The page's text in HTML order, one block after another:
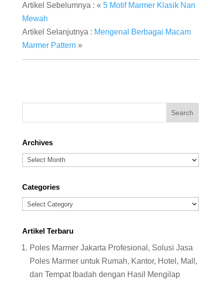
Artikel Sebelumnya : « 5 Motif Marmer Klasik Nan
Mewah
Artikel Selanjutnya : Mengenal Berbagai Macam
Marmer Pattern »
Archives
Archives
Categories
Categories
Artikel Terbaru
Poles Marmer Jakarta Profesional, Solusi Jasa
Poles Marmer untuk Rumah, Kantor, Hotel, Mall,
dan Tempat Ibadah dengan Hasil Mengilap